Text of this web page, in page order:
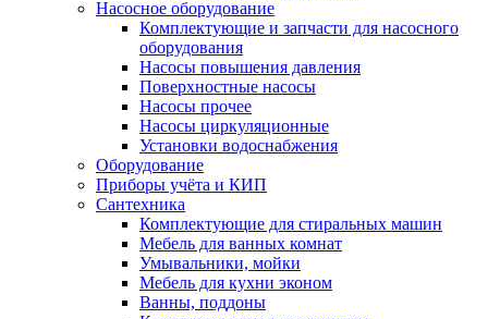
Насосное оборудование
Комплектующие и запчасти для насосного
оборудования
Насосы повышения давления
Поверхностные насосы
Насосы прочее
Насосы циркуляционные
Установки водоснабжения
Оборудование
Приборы учёта и КИП
Сантехника
Комплектующие для стиральных машин
Мебель для ванных комнат
Умывальники, мойки
Мебель для кухни эконом
Ванны, поддоны